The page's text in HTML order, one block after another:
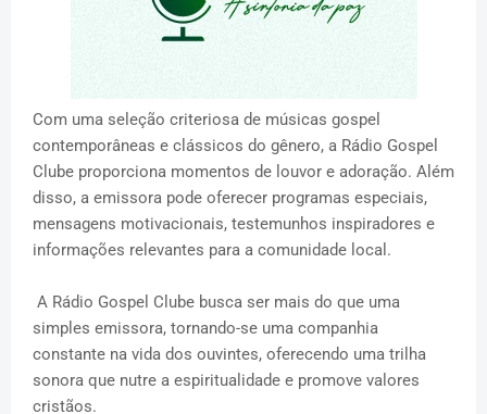
Com uma seleção criteriosa de músicas gospel
contemporâneas e clássicos do gênero, a Rádio Gospel
Clube proporciona momentos de louvor e adoração. Além
disso, a emissora pode oferecer programas especiais,
mensagens motivacionais, testemunhos inspiradores e
informações relevantes para a comunidade local.
A Rádio Gospel Clube busca ser mais do que uma
simples emissora, tornando-se uma companhia
constante na vida dos ouvintes, oferecendo uma trilha
sonora que nutre a espiritualidade e promove valores
cristãos.